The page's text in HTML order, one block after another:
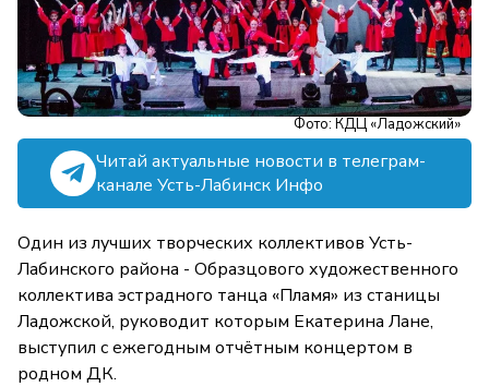
Фото: КДЦ «Ладожский»
Читай актуальные новости в телеграм-
канале Усть-Лабинск Инфо
Один из лучших творческих коллективов Усть-
Лабинского района - Образцового художественного
коллектива эстрадного танца «Пламя» из станицы
Ладожской, руководит которым Екатерина Лане,
выступил с ежегодным отчётным концертом в
родном ДК.